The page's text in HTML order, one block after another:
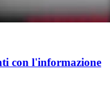
con l'informazione